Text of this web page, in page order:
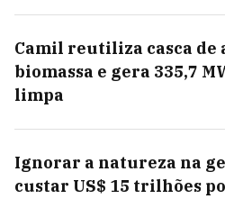
Camil reutiliza casca de
biomassa e gera 335,7
limpa
Ignorar a natureza na
custar US$ 15 trilhões